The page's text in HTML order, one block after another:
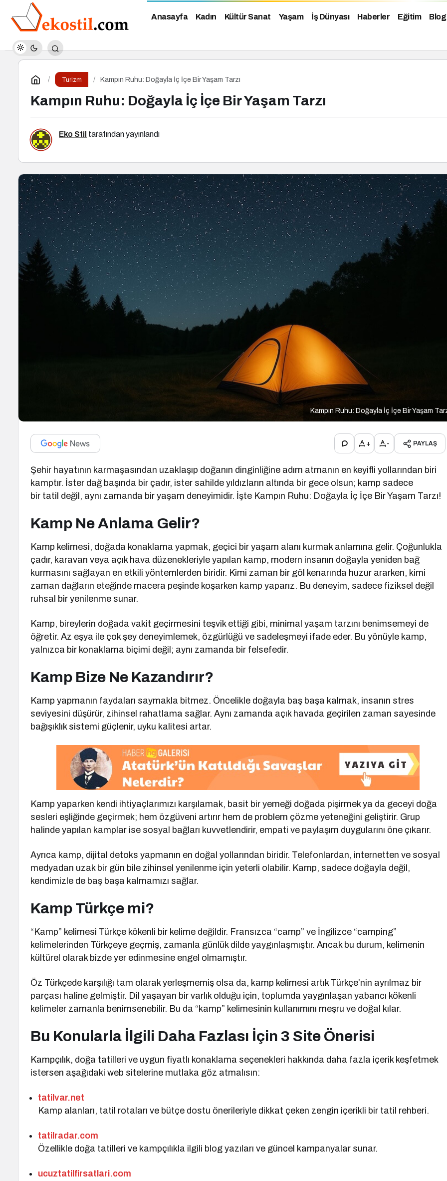
Anasayfa Kadın Kültür Sanat Yaşam İş Dünyası Haberler Eğitim Blog
Turizm Kampın Ruhu: Doğayla İç İçe Bir Yaşam Tarzı
Kampın Ruhu: Doğayla İç İçe Bir Yaşam Tarzı
Eko Stil tarafından yayınlandı
Kampın Ruhu: Doğayla İç İçe Bir Yaşam
+ - PAYLAŞ
Şehir hayatının karmaşasından uzaklaşıp doğanın dinginliğine adım atmanın en keyifli yollarından biri
kamptır. İster dağ başında bir çadır, ister sahilde yıldızların altında bir gece olsun; kamp sadece
bir tatil değil, aynı zamanda bir yaşam deneyimidir. İşte Kampın Ruhu: Doğayla İç İçe Bir Yaşam Tarzı!
Kamp Ne Anlama Gelir?
Kamp kelimesi, doğada konaklama yapmak, geçici bir yaşam alanı kurmak anlamına gelir. Çoğunlukla
çadır, karavan veya açık hava düzenekleriyle yapılan kamp, modern insanın doğayla yeniden bağ
kurmasını sağlayan en etkili yöntemlerden biridir. Kimi zaman bir göl kenarında huzur ararken, kimi
zaman dağların eteğinde macera peşinde koşarken kamp yaparız. Bu deneyim, sadece fiziksel değil
ruhsal bir yenilenme sunar.
Kamp, bireylerin doğada vakit geçirmesini teşvik ettiği gibi, minimal yaşam tarzını benimsemeyi de
öğretir. Az eşya ile çok şey deneyimlemek, özgürlüğü ve sadeleşmeyi ifade eder. Bu yönüyle kamp,
yalnızca bir konaklama biçimi değil; aynı zamanda bir felsefedir.
Kamp Bize Ne Kazandırır?
Kamp yapmanın faydaları saymakla bitmez. Öncelikle doğayla baş başa kalmak, insanın stres
seviyesini düşürür, zihinsel rahatlama sağlar. Aynı zamanda açık havada geçirilen zaman sayesinde
bağışıklık sistemi güçlenir, uyku kalitesi artar.
Kamp yaparken kendi ihtiyaçlarımızı karşılamak, basit bir yemeği doğada pişirmek ya da geceyi doğa
sesleri eşliğinde geçirmek; hem özgüveni artırır hem de problem çözme yeteneğini geliştirir. Grup
halinde yapılan kamplar ise sosyal bağları kuvvetlendirir, empati ve paylaşım duygularını öne çıkarır.
Ayrıca kamp, dijital detoks yapmanın en doğal yollarından biridir. Telefonlardan, internetten ve sosyal
medyadan uzak bir gün bile zihinsel yenilenme için yeterli olabilir. Kamp, sadece doğayla değil,
kendimizle de baş başa kalmamızı sağlar.
Kamp Türkçe mi?
“Kamp” kelimesi Türkçe kökenli bir kelime değildir. Fransızca “camp” ve İngilizce “camping”
kelimelerinden Türkçeye geçmiş, zamanla günlük dilde yaygınlaşmıştır. Ancak bu durum, kelimenin
kültürel olarak bizde yer edinmesine engel olmamıştır.
Öz Türkçede karşılığı tam olarak yerleşmemiş olsa da, kamp kelimesi artık Türkçe’nin ayrılmaz bir
parçası haline gelmiştir. Dil yaşayan bir varlık olduğu için, toplumda yaygınlaşan yabancı kökenli
kelimeler zamanla benimsenebilir. Bu da “kamp” kelimesinin kullanımını meşru ve doğal kılar.
Bu Konularla İlgili Daha Fazlası İçin 3 Site Önerisi
Kampçılık, doğa tatilleri ve uygun fiyatlı konaklama seçenekleri hakkında daha fazla içerik keşfetmek
istersen aşağıdaki web sitelerine mutlaka göz atmalısın:
tatilvar.net
Kamp alanları, tatil rotaları ve bütçe dostu önerileriyle dikkat çeken zengin içerikli bir tatil rehberi.
tatilradar.com
Özellikle doğa tatilleri ve kampçılıkla ilgili blog yazıları ve güncel kampanyalar sunar.
ucuztatilfirsatlari.com